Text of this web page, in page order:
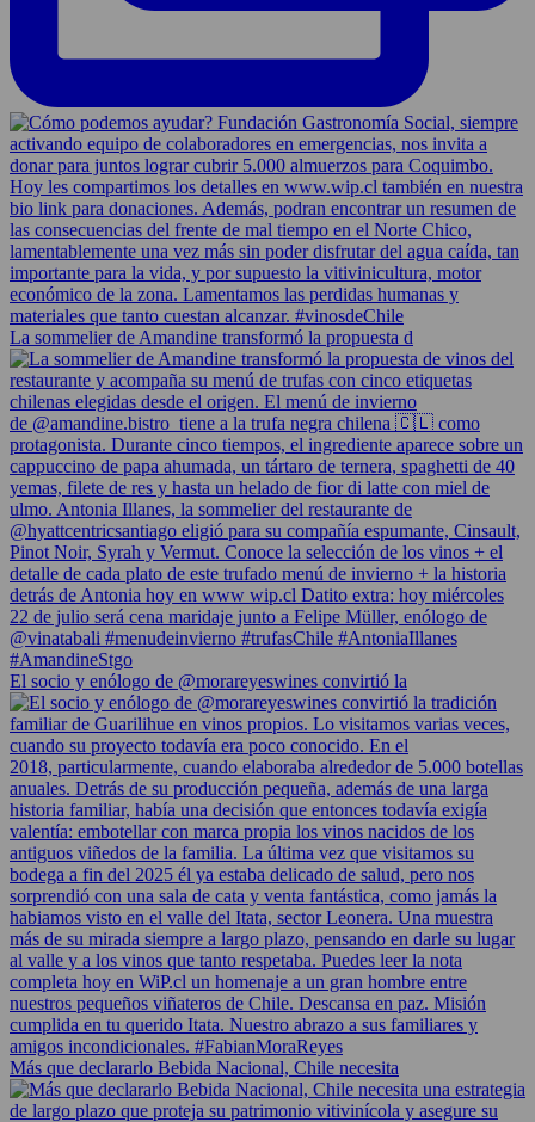
La sommelier de Amandine transformó la propuesta d
El socio y enólogo de @morareyeswines convirtió la
Más que declararlo Bebida Nacional, Chile necesita